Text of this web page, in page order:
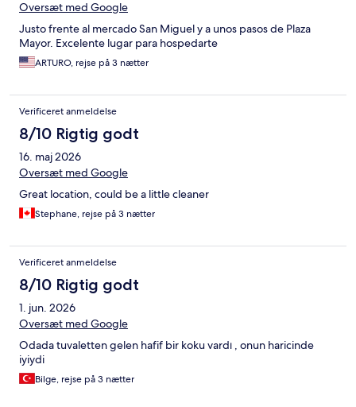
Oversæt med Google
Justo frente al mercado San Miguel y a unos pasos de Plaza
Mayor. Excelente lugar para hospedarte
ARTURO, rejse på 3 nætter
Verificeret anmeldelse
8/10 Rigtig godt
16. maj 2026
Oversæt med Google
Great location, could be a little cleaner
Stephane, rejse på 3 nætter
Verificeret anmeldelse
8/10 Rigtig godt
1. jun. 2026
Oversæt med Google
Odada tuvaletten gelen hafif bir koku vardı , onun haricinde
iyiydi
Bilge, rejse på 3 nætter